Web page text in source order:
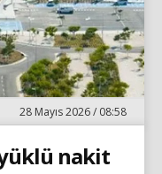
28 Mayıs 2026 / 08:58
yüklü nakit